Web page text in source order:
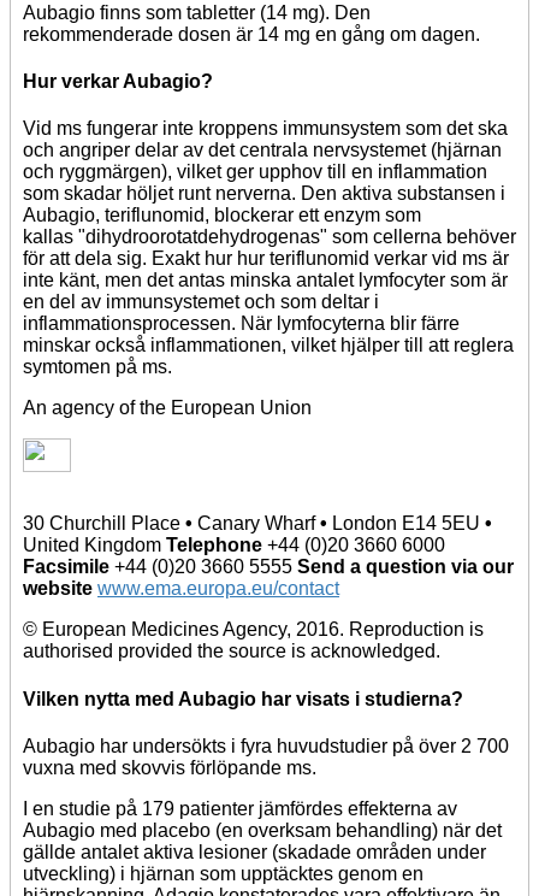
Aubagio finns som tabletter (14 mg). Den
rekommenderade dosen är 14 mg en gång om dagen.
Hur verkar Aubagio?
Vid ms fungerar inte kroppens immunsystem som det ska
och angriper delar av det centrala nervsystemet (hjärnan
och ryggmärgen), vilket ger upphov till en inflammation
som skadar höljet runt nerverna. Den aktiva substansen i
Aubagio, teriflunomid, blockerar ett enzym som
kallas "dihydroorotatdehydrogenas" som cellerna behöver
för att dela sig. Exakt hur hur teriflunomid verkar vid ms är
inte känt, men det antas minska antalet lymfocyter som är
en del av immunsystemet och som deltar i
inflammationsprocessen. När lymfocyterna blir färre
minskar också inflammationen, vilket hjälper till att reglera
symtomen på ms.
An agency of the European Union
30 Churchill Place • Canary Wharf• London E14 5EU •
United Kingdom Telephone +44 (0)20 3660 6000
Facsimile +44 (0)20 3660 5555 Send a question via our
website www.ema.europa.eu/contact
© European Medicines Agency, 2016. Reproduction is
authorised provided the source is acknowledged.
Vilken nytta med Aubagio har visats i studierna?
Aubagio har undersökts i fyra huvudstudier på över 2 700
vuxna med skovvis förlöpande ms.
I en studie på 179 patienter jämfördes effekterna av
Aubagio med placebo (en overksam behandling) när det
gällde antalet aktiva lesioner (skadade områden under
utveckling) i hjärnan som upptäcktes genom en